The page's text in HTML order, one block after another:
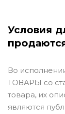
Условия
Во
ТОВАРЫ со
товара, их
являются